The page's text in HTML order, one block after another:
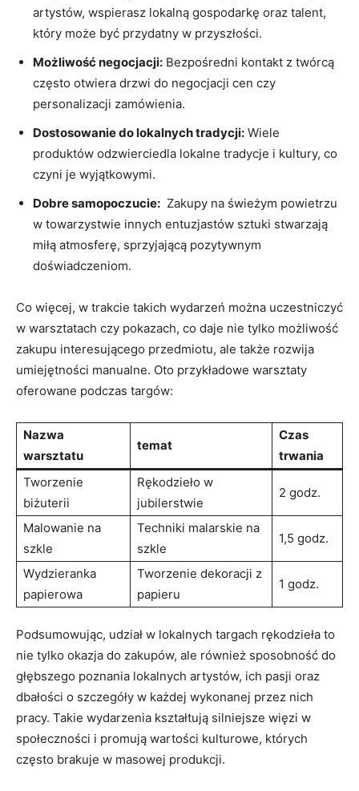
artystów, wspierasz lokalną gospodarkę oraz‌ talent, ​
który może⁣ być przydatny ‌w przyszłości.
Możliwość ‌negocjacji: Bezpośredni kontakt z twórcą
często ​otwiera drzwi ​do negocjacji ⁤cen czy
⁣personalizacji zamówienia.
Dostosowanie do lokalnych tradycji: Wiele⁢
produktów odzwierciedla lokalne⁢ tradycje i kultury, co
czyni ​je wyjątkowymi.
Dobre samopoczucie: ‌ Zakupy na świeżym powietrzu
w​ towarzystwie innych ‌entuzjastów ⁢sztuki ​stwarzają
miłą atmosferę, sprzyjającą‍ pozytywnym
doświadczeniom.
Co ⁤więcej, w trakcie⁢ takich wydarzeń można ⁤uczestniczyć
w warsztatach‌ czy pokazach, co daje⁣ nie tylko możliwość
zakupu ‍interesującego przedmiotu, ale także rozwija
umiejętności manualne. Oto przykładowe warsztaty
oferowane podczas targów:
Nazwa
warsztatu
temat
Czas‍
trwania
Tworzenie
biżuterii
Rękodzieło w
jubilerstwie
2‍ godz.
Malowanie na
szkle
Techniki malarskie na
szkle
1,5 godz.
Wydzieranka
papierowa
Tworzenie dekoracji z
⁢papieru
1 godz.
Podsumowując, udział w ⁢lokalnych targach rękodzieła ⁣to
nie tylko​ okazja⁢ do zakupów, ⁣ale ⁤również sposobność do
głębszego poznania⁤ lokalnych‍ artystów, ich ⁢pasji⁤ oraz
dbałości ‌o⁤ szczegóły w każdej wykonanej​ przez nich​
pracy. Takie wydarzenia⁤ kształtują​ silniejsze więzi w
‍społeczności i‌ promują wartości kulturowe,‌ których
często ⁤brakuje w masowej produkcji.